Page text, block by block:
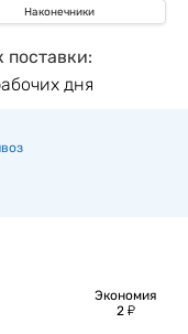
Наконечники
поставки:
дня
Экономия
2 у